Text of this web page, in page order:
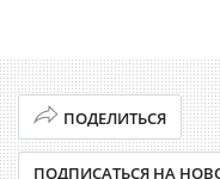
ПОДЕЛИТЬСЯ
ПОДПИСАТЬСЯ НА